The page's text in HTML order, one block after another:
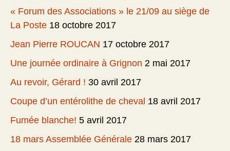
« Forum des Associations » le 21/09 au siège de
La Poste 18 octobre 2017
Jean Pierre ROUCAN 17 octobre 2017
Une journée ordinaire à Grignon 2 mai 2017
Au revoir, Gérard ! 30 avril 2017
Coupe d’un entérolithe de cheval 18 avril 2017
Fumée blanche! 5 avril 2017
18 mars Assemblée Générale 28 mars 2017